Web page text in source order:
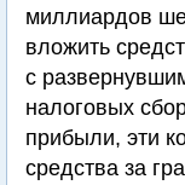
миллиардов
вложить
с
налоговых
прибыли, эти
средства за